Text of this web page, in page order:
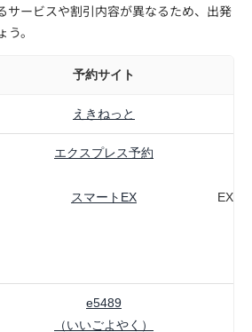
サービスや割引内容が異なるため、出発
。
予約サイト
えきねっと
エクスプレス予約
スマートEX
EX予
e5489
（いいごよやく）